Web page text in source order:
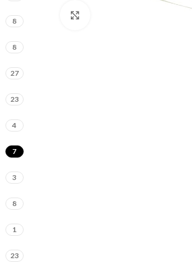
8
8
27
23
4
7
3
8
1
23